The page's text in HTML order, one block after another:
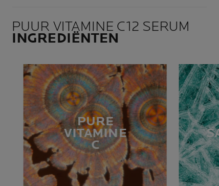
PUUR VITAMINE C12 SERUM
INGREDIËNTEN
PURE
VITAMINE
C